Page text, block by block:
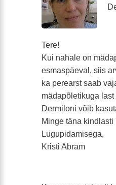
Tere!
Kui nahale on
esmaspäeval, siis
ka perearst saab
mädapõletikuga
Dermiloni võib
Minge täna kindlasti
Lugupidamisega,
Kristi Abram